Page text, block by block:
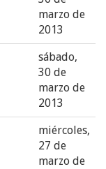
marzo de
2013
sábado,
30 de
marzo de
2013
miércoles,
27 de
marzo de